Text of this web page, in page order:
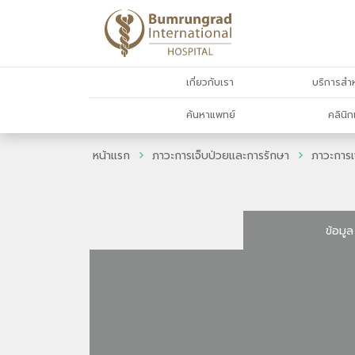
เกี่ยวกับเรา บริการส
ค้นหาแพทย์ คลินิก
หน้าแรก ภาวะการเจ็บป่วยและการรักษา ภาวะกา
ข้อมูล